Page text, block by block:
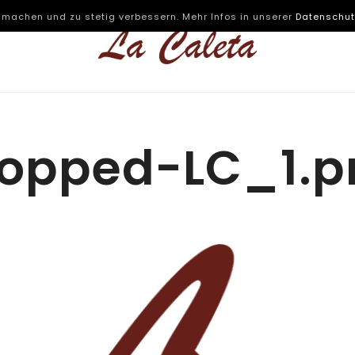
und zu stetig verbessern. Mehr Infos in unserer